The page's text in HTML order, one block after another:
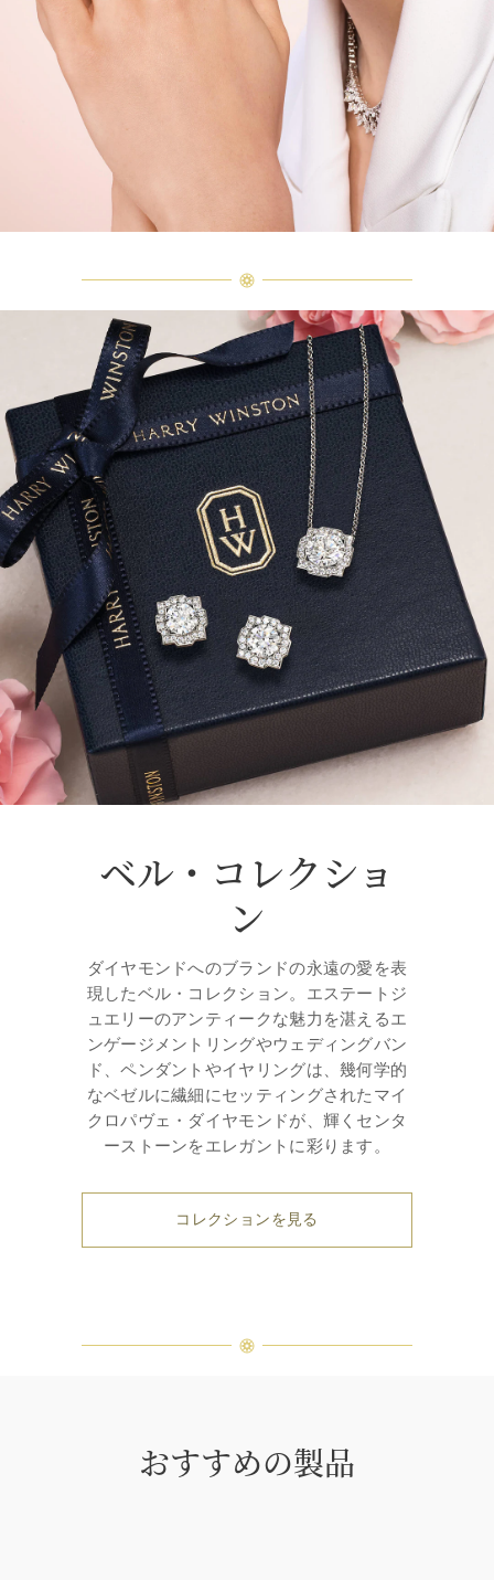
ベル・コレクショ
ン
ダイヤモンドへのブランドの永遠の愛を表
現したベル・コレクション。エステートジ
ュエリーのアンティークな魅力を湛えるエ
ンゲージメントリングやウェディングバン
ド、ペンダントやイヤリングは、幾何学的
なベゼルに繊細にセッティングされたマイ
クロパヴェ・ダイヤモンドが、輝くセンタ
ーストーンをエレガントに彩ります。
コレクションを見る
おすすめの製品